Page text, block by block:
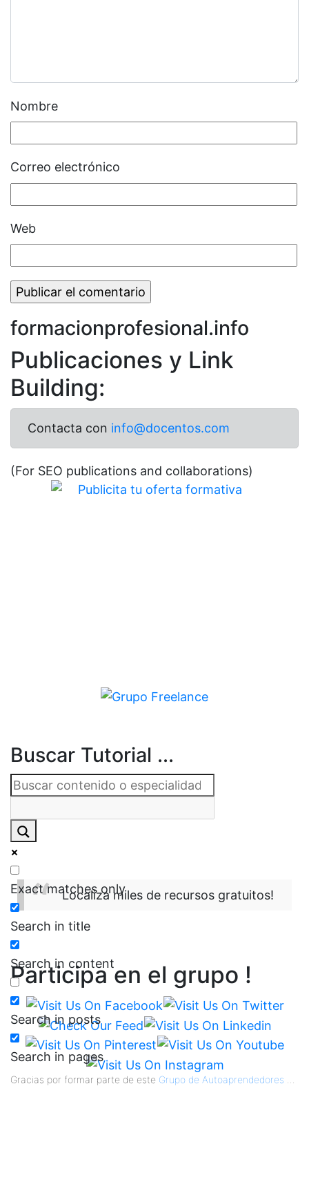
Nombre
Correo electrónico
Web
formacionprofesional.info
Publicaciones y Link
Building:
Contacta con info@docentos.com
(For SEO publications and collaborations)
Buscar Tutorial ...
Exact matches only
Search in title
Search in content
Search in posts
Search in pages
Localiza miles de recursos gratuitos!
Participa en el grupo !
Gracias por formar parte de este Grupo de Autoaprendedores